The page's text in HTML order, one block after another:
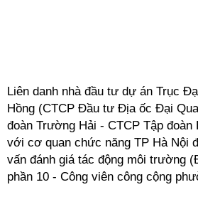
Liên danh nhà đầu tư dự án Trục
Hồng (CTCP Đầu tư Địa ốc Đại
đoàn Trường Hải - CTCP Tập đoàn
với cơ quan chức năng TP Hà Nội
vấn đánh giá tác động môi trường
phần 10 - Công viên công cộng